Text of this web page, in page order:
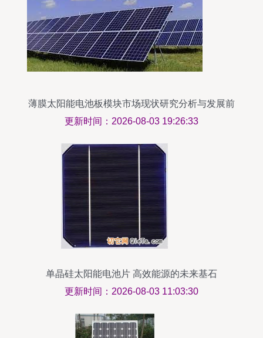
薄膜太阳能电池板模块市场现状研究分析与发展前
景预测报告
更新时间：2026-08-03 19:26:33
单晶硅太阳能电池片 高效能源的未来基石
更新时间：2026-08-03 11:03:30